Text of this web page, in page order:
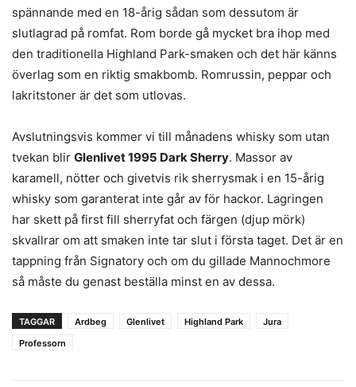
spännande med en 18-årig sådan som dessutom är
slutlagrad på romfat. Rom borde gå mycket bra ihop med
den traditionella Highland Park-smaken och det här känns
överlag som en riktig smakbomb. Romrussin, peppar och
lakritstoner är det som utlovas.
Avslutningsvis kommer vi till månadens whisky som utan
tvekan blir Glenlivet 1995 Dark Sherry. Massor av
karamell, nötter och givetvis rik sherrysmak i en 15-årig
whisky som garanterat inte går av för hackor. Lagringen
har skett på first fill sherryfat och färgen (djup mörk)
skvallrar om att smaken inte tar slut i första taget. Det är en
tappning från Signatory och om du gillade Mannochmore
så måste du genast beställa minst en av dessa.
TAGGAR Ardbeg Glenlivet Highland Park
Jura
Professorn